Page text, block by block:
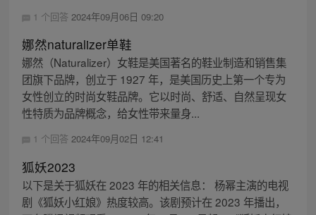
1 个回答 2024年09月06日 09:20
娜然naturalizer单鞋
娜然（Naturalizer）女鞋是美国著名的鞋业制造和销售集
团旗下品牌，创立于 1927 年，是美国历史上第一个专为
女性创立的时尚女鞋品牌。它以时尚、舒适、自然呈现女
性特质为品牌概念，给女性带来量身...
1 个回答 2024年09月02日 12:41
狐妖2023
以下是关于狐妖在 2023 年的相关信息： 杨幂主演的电视
剧《狐妖小红娘》热度较高。该剧预计在 2023 年播出，